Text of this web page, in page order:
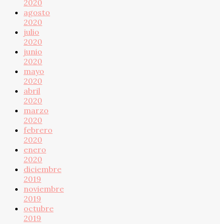
2020
agosto
2020
julio
2020
junio
2020
mayo
2020
abril
2020
marzo
2020
febrero
2020
enero
2020
diciembre
2019
noviembre
2019
octubre
2019